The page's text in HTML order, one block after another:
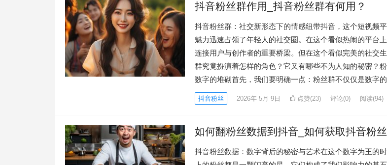
抖音粉丝群作用_抖音粉丝群有何用？
抖音粉丝群：社交新形态下的情感纽带抖音，这个短视频
魅力迅速占领了年轻人的社交圈。在这个看似热闹的平台
连接用户与创作者的重要桥梁。但在这个看似完美的社交
群究竟扮演着怎样的角色？它又有哪些不为人知的秘密？
数字的堆砌首先，我们要明确一点：粉丝群不仅仅是数字
抖音粉丝 2026年 5月 9日 点赞(23) 评论(0) 阅读(94)
如何翻粉丝数据到抖音_如何获取抖音粉
抖音粉丝数据：数字背后的秘密与艺术在这个数字为王的